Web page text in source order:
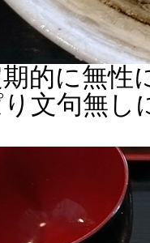
的に無性
文句無し